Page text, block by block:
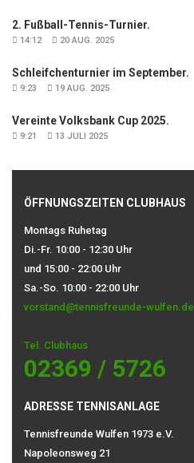
2. Fußball-Tennis-Turnier.
14:12 20 AUG. 2025
Schleifchenturnier im September.
9:23 19 AUG. 2025
Vereinte Volksbank Cup 2025.
9:21 13 JULI 2025
ÖFFNUNGSZEITEN CLUBHAUS
Montags Ruhetag
Di.-Fr. 10:00 - 12:30 Uhr
und 15:00 - 22:00 Uhr
Sa.-So. 10:00 - 22:00 Uhr
vorstand@tennisfreunde-wulfen.de
Tel. Clubhaus
02369 / 5726
ADRESSE TENNISANLAGE
Tennisfreunde Wulfen 1973 e.V.
Napoleonsweg 21